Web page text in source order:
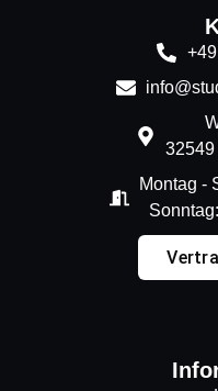
Montag -